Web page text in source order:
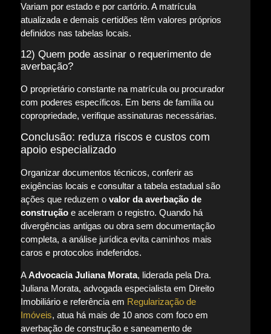
Variam por estado e por cartório. A matrícula
atualizada e demais certidões têm valores próprios
definidos nas tabelas locais.
12) Quem pode assinar o requerimento de
averbação?
O proprietário constante na matrícula ou procurador
com poderes específicos. Em bens de família ou
copropriedade, verifique assinaturas necessárias.
Conclusão: reduza riscos e custos com
apoio especializado
Organizar documentos técnicos, conferir as
exigências locais e consultar a tabela estadual são
ações que reduzem o valor da averbação de
construçãoe aceleram o registro. Quando há
divergências antigas ou obra sem documentação
completa, a análise jurídica evita caminhos mais
caros e protocolos indeferidos.
AAdvocacia Juliana Morata, liderada pela Dra.
Juliana Morata, advogada especialista em Direito
Imobiliário e referência em Regularização de
Imóveis, atua há mais de 10 anos com foco em
averbação de construção e saneamento de